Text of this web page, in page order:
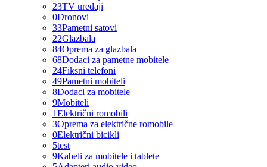
23TV uređaji
0Dronovi
33Pametni satovi
22Glazbala
84Oprema za glazbala
68Dodaci za pametne mobitele
24Fiksni telefoni
49Pametni mobiteli
8Dodaci za mobitele
9Mobiteli
1Električni romobili
3Oprema za električne romobile
0Električni bicikli
5test
9Kabeli za mobitele i tablete